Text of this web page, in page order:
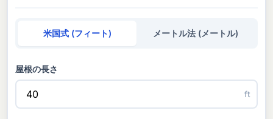
米国式 (フィート) メートル法 (メートル)
屋根の長さ
ft